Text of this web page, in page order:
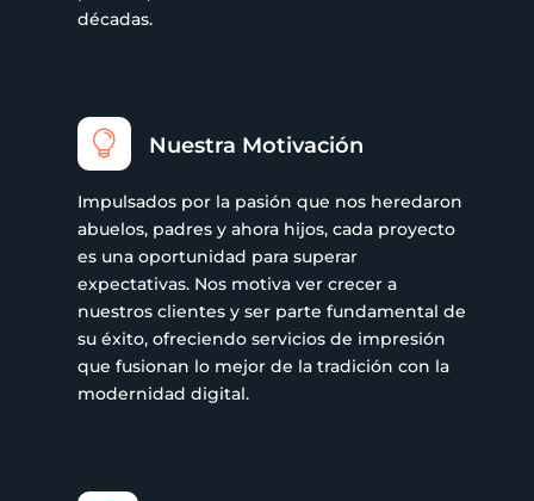
décadas.
 Nuestra Motivación
Impulsados por la pasión que nos heredaron
abuelos, padres y ahora hijos, cada proyecto
es una oportunidad para superar
expectativas. Nos motiva ver crecer a
nuestros clientes y ser parte fundamental de
su éxito, ofreciendo servicios de impresión
que fusionan lo mejor de la tradición con la
modernidad digital.